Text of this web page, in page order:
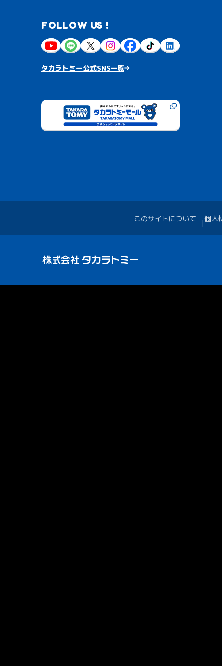
FOLLOW US !
タカラトミー公式SNS一覧
このサイトについて 個人